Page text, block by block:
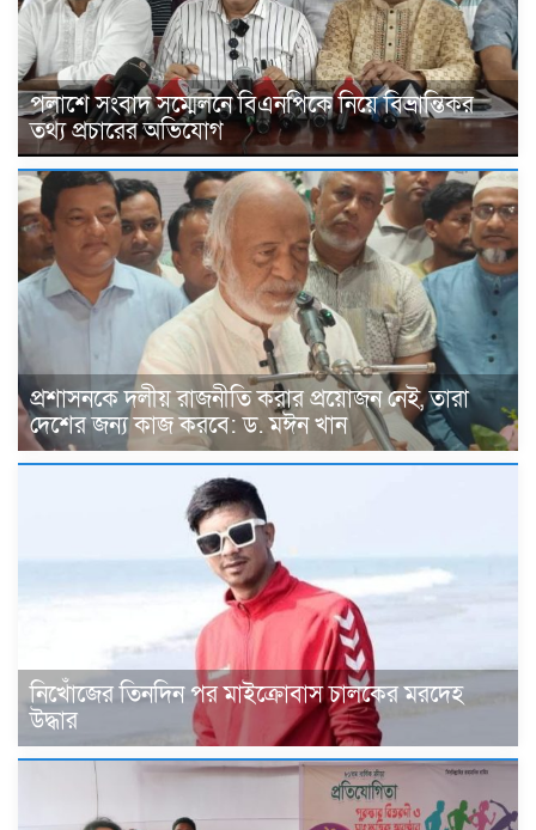
পলাশে সংবাদ সম্মেলনে বিএনপিকে নিয়ে বিভ্রান্তিকর
তথ্য প্রচারের অভিযোগ
প্রশাসনকে দলীয় রাজনীতি করার প্রয়োজন নেই, তারা
দেশের জন্য কাজ করবে: ড. মঈন খান
নিখোঁজের তিনদিন পর মাইক্রোবাস চালকের মরদেহ
উদ্ধার